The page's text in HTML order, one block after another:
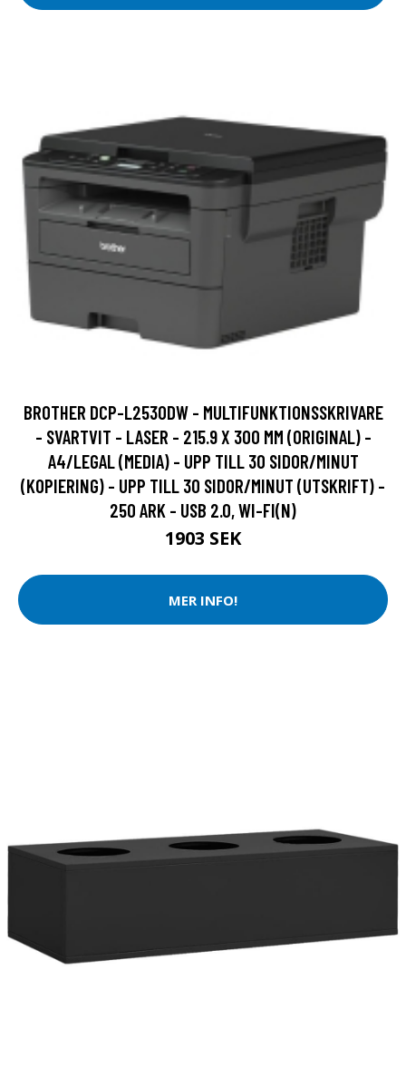
BROTHER DCP-L2530DW - MULTIFUNKTIONSSKRIVARE
- SVARTVIT - LASER - 215.9 X 300 MM (ORIGINAL) -
A4/LEGAL (MEDIA) - UPP TILL 30 SIDOR/MINUT
(KOPIERING) - UPP TILL 30 SIDOR/MINUT (UTSKRIFT) -
250 ARK - USB 2.0, WI-FI(N)
1903 SEK
MER INFO!